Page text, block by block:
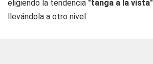
eligiendo la tendencia "tanga a la vista"
llevándola a otro nivel.